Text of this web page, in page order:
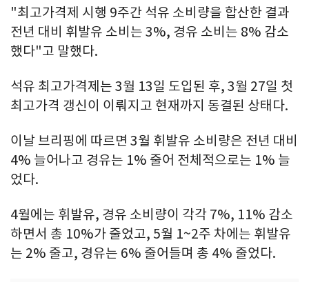
"최고가격제 시행 9주간 석유 소비량을 합산한 결과
전년 대비 휘발유 소비는 3%, 경유 소비는 8% 감소
했다"고 말했다.
석유 최고가격제는 3월 13일 도입된 후, 3월 27일 첫
최고가격 갱신이 이뤄지고 현재까지 동결된 상태다.
이날 브리핑에 따르면 3월 휘발유 소비량은 전년 대비
4% 늘어나고 경유는 1% 줄어 전체적으로는 1% 늘
었다.
4월에는 휘발유, 경유 소비량이 각각 7%, 11% 감소
하면서 총 10%가 줄었고, 5월 1~2주 차에는 휘발유
는 2% 줄고, 경유는 6% 줄어들며 총 4% 줄었다.